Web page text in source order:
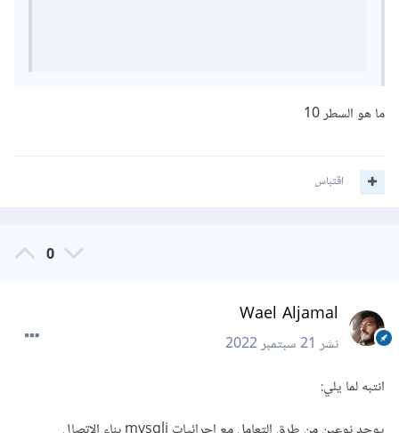
ما هو السطر 10
اقتباس
0
Wael Aljamal
نشر21 سبتمبر 2022
انتبه لما يلي: